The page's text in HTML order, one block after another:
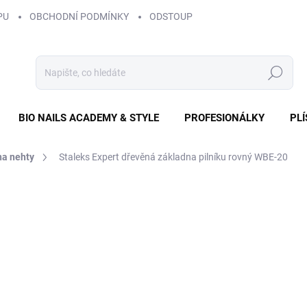
OBCHODNÍ PODMÍNKY ODSTOUPENÍ OD SMLOUVY
Hledat
BIO NAILS ACADEMY & STYLE PROFESIONÁLKY
nehty Staleks Expert dřevěná základna pilníku rovný WBE-20